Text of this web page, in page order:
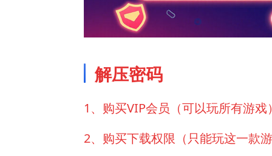
解压密码
1、购买VIP会员（可以玩所有游
2、购买下载权限（只能玩这一款